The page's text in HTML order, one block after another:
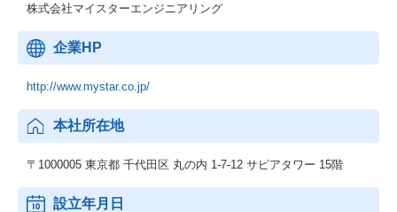
株式会社マイスターエンジニアリング
企業HP
http://www.mystar.co.jp/
本社所在地
〒1000005 東京都 千代田区 丸の内 1-7-12 サピアタワー 15階
設立年月日